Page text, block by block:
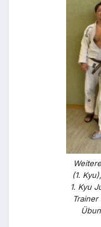
(1.
1. Kyu
Trainer